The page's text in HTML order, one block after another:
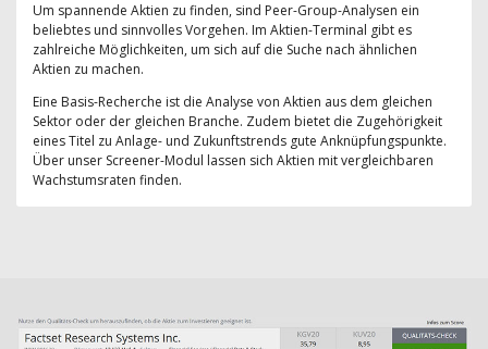
Um spannende Aktien zu finden, sind Peer-Group-Analysen ein
beliebtes und sinnvolles Vorgehen. Im Aktien-Terminal gibt es
zahlreiche Möglichkeiten, um sich auf die Suche nach ähnlichen
Aktien zu machen.
Eine Basis-Recherche ist die Analyse von Aktien aus dem gleichen
Sektor oder der gleichen Branche. Zudem bietet die Zugehörigkeit
eines Titel zu Anlage- und Zukunftstrends gute Anknüpfungspunkte.
Über unser Screener-Modul lassen sich Aktien mit vergleichbaren
Wachstumsraten finden.